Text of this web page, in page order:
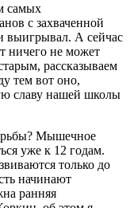
самых
с захваченной
выигрывал. А сейчас
ничего не может
рассказываем
тем вот оно,
славу нашей школы
Мышечное
уже к 12 годам.
только до
начинают
ранняя